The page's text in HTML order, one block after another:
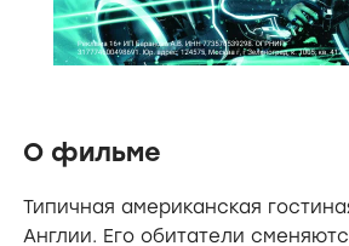
О фильме
Типичная американская
Англии. Его обитатели